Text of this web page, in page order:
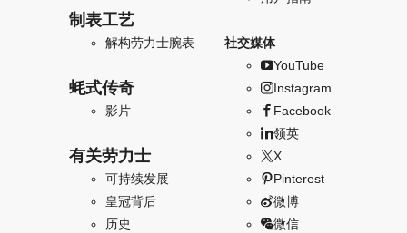
制表工艺
解构劳力士腕表
蚝式传奇
影片
有关劳力士
可持续发展
皇冠背后
历史
社交媒体
YouTube
Instagram
Facebook
领英
X
Pinterest
微博
微信